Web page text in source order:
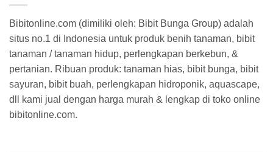
Bibitonline.com (dimiliki oleh: Bibit Bunga Group) adalah
situs no.1 di Indonesia untuk produk benih tanaman, bibit
tanaman / tanaman hidup, perlengkapan berkebun, &
pertanian. Ribuan produk: tanaman hias, bibit bunga, bibit
sayuran, bibit buah, perlengkapan hidroponik, aquascape,
dll kami jual dengan harga murah & lengkap di toko online
bibitonline.com.